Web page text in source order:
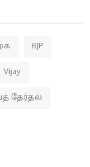
BJP
Vijay
தேர்தல்